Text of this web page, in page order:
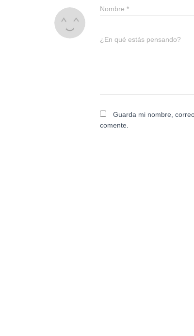
Nombre *
¿En qué estás pensando?
Guarda mi nombre,
comente.